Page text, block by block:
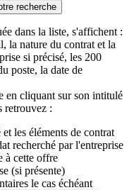
recherche
dans la liste, s'affichent :
la nature du contrat et la
si précisé, les 200
poste, la date de
en cliquant sur son intitulé
retrouvez :
les éléments de contrat
recherché par l'entreprise
à cette offre
(si présente)
le cas échéant